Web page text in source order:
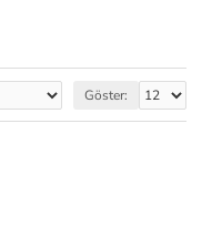
Göster: